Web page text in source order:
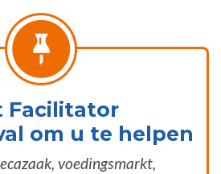
Facilitator
om u te helpen
voedingsmarkt,